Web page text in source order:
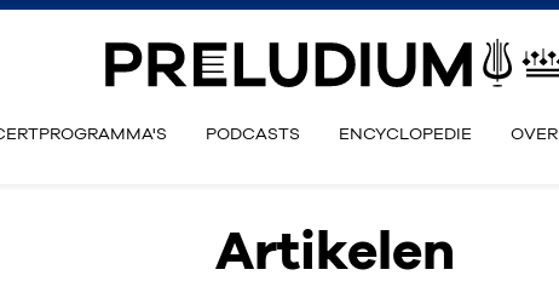
PODCASTS ENCYCLOPEDIE OVER
Artikelen